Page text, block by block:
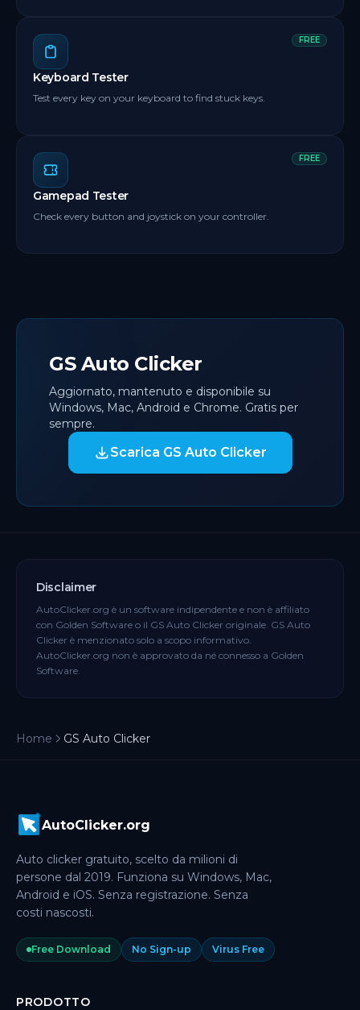
FREE
Keyboard Tester
Test every key on your keyboard to find stuck keys.
FREE
Gamepad Tester
Check every button and joystick on your controller.
GS Auto Clicker
Aggiornato, mantenuto e disponibile su
Windows, Mac, Android e Chrome. Gratis per
sempre.
Scarica GS Auto Clicker
Disclaimer
AutoClicker.org è un software indipendente e non è affiliato
con Golden Software o il GS Auto Clicker originale. GS Auto
Clicker è menzionato solo a scopo informativo.
AutoClicker.org non è approvato da né connesso a Golden
Software.
Home GS Auto Clicker
AutoClicker.org
Auto clicker gratuito, scelto da milioni di
persone dal 2019. Funziona su Windows, Mac,
Android e iOS. Senza registrazione. Senza
costi nascosti.
Free Download No Sign-up Virus Free
PRODOTTO